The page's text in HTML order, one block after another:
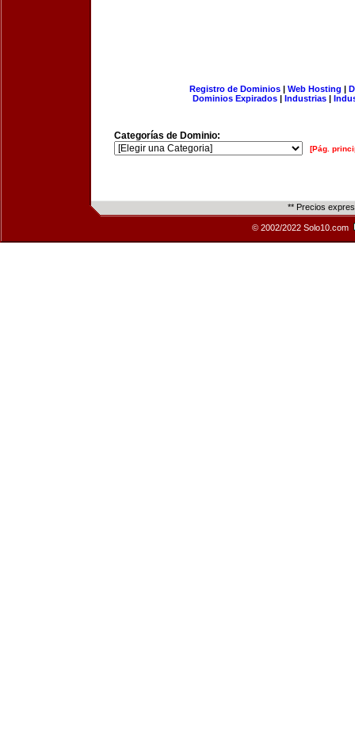
Registro de Dominios| Web Hosting |
Dominios Expirados | Industrias |
Categorías de Dominio:
[Pág.
** Precios
© 2002/2022 Solo10.com